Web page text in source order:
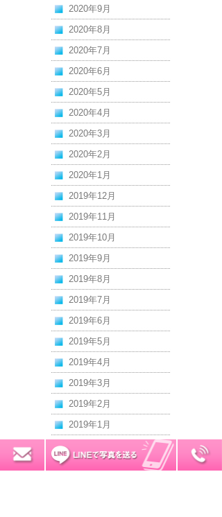
2020年9月
2020年8月
2020年7月
2020年6月
2020年5月
2020年4月
2020年3月
2020年2月
2020年1月
2019年12月
2019年11月
2019年10月
2019年9月
2019年8月
2019年7月
2019年6月
2019年5月
2019年4月
2019年3月
2019年2月
2019年1月
無料お見積り 0120-7034-32